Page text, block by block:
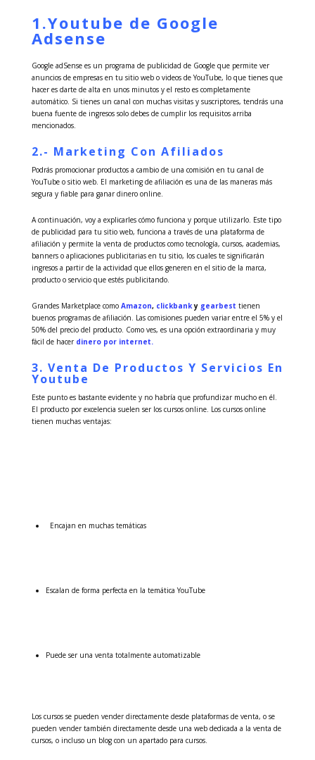
1.Youtube de Google
Adsense
Google adSense es un programa de publicidad de Google que permite ver
anuncios de empresas en tu sitio web o videos de YouTube, lo que tienes que
hacer es darte de alta en unos minutos y el resto es completamente
automático. Si tienes un canal con muchas visitas y suscriptores, tendrás una
buena fuente de ingresos solo debes de cumplir los requisitos arriba
mencionados.
2.- Marketing Con Afiliados
Podrás promocionar productos a cambio de una comisión en tu canal de
YouTube o sitio web. El marketing de afiliación es una de las maneras más
segura y fiable para ganar dinero online.
A continuación, voy a explicarles cómo funciona y porque utilizarlo. Este tipo
de publicidad para tu sitio web, funciona a través de una plataforma de
afiliación y permite la venta de productos como tecnología, cursos, academias,
banners o aplicaciones publicitarias en tu sitio, los cuales te significarán
ingresos a partir de la actividad que ellos generen en el sitio de la marca,
producto o servicio que estés publicitando.
Grandes Marketplace como Amazon, clickbanky gearbest tienen
buenos programas de afiliación. Las comisiones pueden variar entre el 5% y el
50% del precio del producto. Como ves, es una opción extraordinaria y muy
fácil de hacer dinero por internet.
3. Venta De Productos Y Servicios En
Youtube
Este punto es bastante evidente y no habría que profundizar mucho en él.
El producto por excelencia suelen ser los cursos online. Los cursos online
tienen muchas ventajas:
Encajan en muchas temáticas
Escalan de forma perfecta en la temática YouTube
Puede ser una venta totalmente automatizable
Los cursos se pueden vender directamente desde plataformas de venta, o se
pueden vender también directamente desde una web dedicada a la venta de
cursos, o incluso un blog con un apartado para cursos.